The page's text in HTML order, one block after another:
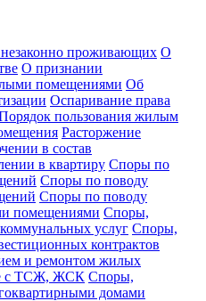
проживающих О
О признании
помещениями Об
Оспаривание права
пользования жилым
Расторжение
в состав
в квартиру Споры по
Споры по поводу
Споры по поводу
помещениями Споры,
услуг Споры,
контрактов
и ремонтом жилых
с ТСЖ, ЖСК Споры,
домами